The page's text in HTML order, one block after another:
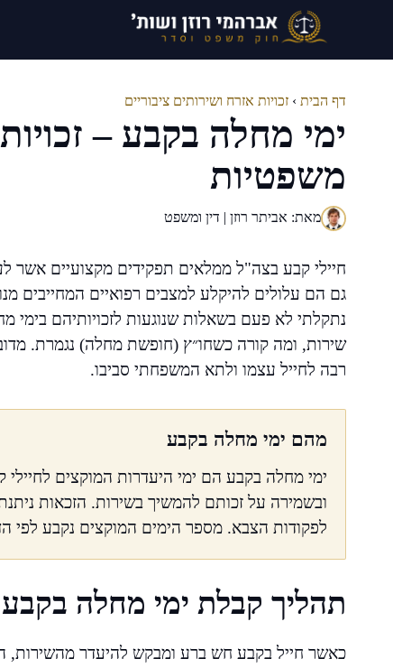
דף הבית › זכויות אזרח ושירותים ציבוריים
ימי מחלה בקבע –
משפטיות
מאת: אביתר רוזן | דין ומשפט
חיילי קבע בצה"ל ממלאים תפקידים מקצועיים אשר
גם הם עלולים להיקלע למצבים רפואיים המחייבים
נתקלתי לא פעם בשאלות שנוגעות לזכויותיהם
שירות, ומה קורה כשחו״ץ (חופשת מחלה) נגמרת.
רבה לחייל עצמו ולתא המשפחתי סביבו.
מהם ימי מחלה בקבע
ימי מחלה בקבע הם ימי היעדרות המוקצים
ובשמירה על זכותם להמשיך בשירות. הזכאות
לפקודות הצבא. מספר הימים המוקצים נקבע לפי
תהליך קבלת ימי מחלה בקבע
כאשר חייל בקבע חש ברע ומבקש להיעדר מהשירות,